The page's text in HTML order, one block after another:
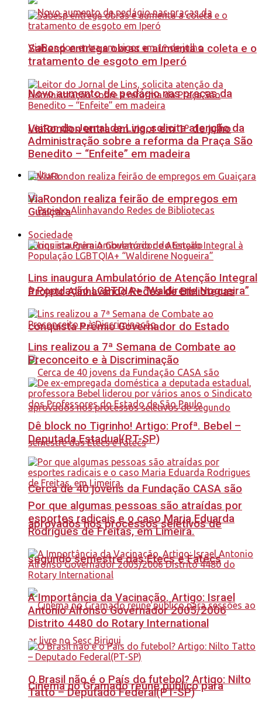
Novo aumento de pedágio nas praças da
ViaRondon entra em vigor em 1º de julho
Cultura
Projeto Alinhavando Redes de Bibliotecas
conquista Prêmio Governador do Estado
Cerca de 40 jovens da Fundação CASA são
aprovados nos processos seletivos de
segundo semestre das Etecs e Fatecs
Cinema no Gramado reúne público para
Sabesp entrega obras e aumenta a coleta e o
tratamento de esgoto em Iperó
Leitor do Jornal de Lins, solicita atenção da
Administração sobre a reforma da Praça São
Benedito – “Enfeite” em madeira
ViaRondon realiza feirão de empregos em
Guaiçara
Sociedade
Lins inaugura Ambulatório de Atenção Integral
à População LGBTQIA+ “Waldirene Nogueira”
Lins realizou a 7ª Semana de Combate ao
Preconceito e à Discriminação
Dê block no Tigrinho! Artigo: Profª. Bebel –
Deputada Estadual(PT-SP)
Por que algumas pessoas são atraídas por
esportes radicais e o caso Maria Eduarda
Rodrigues de Freitas, em Limeira.
A Importância da Vacinação. Artigo: Israel
Antonio Alfonso Governador 2005/2006
Distrito 4480 do Rotary International
O Brasil não é o País do futebol? Artigo: Nilto
Tatto – Deputado Federal(PT-SP)